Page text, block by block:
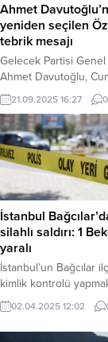
Ahmet
yeniden seçilen
tebrik mesajı
Gelecek Partisi Genel
Ahmet Davutoğlu,
Partisi’nin (CHP) 22.
Kurultayı’nda güven
yeniden genel
Özgür Özel’i tebrik
Merkezi – CHP’nin
Ankara’da
Özgür Özel’in tek
girdiği olağanüstü
ardından siyasi
mesajları gelmeye
Partisi Genel Başkanı...
21.09.2025 16:27 0
İstanbul
silahlı saldırı: 1
yaralı
İstanbul’un Bağcılar
kimlik kontrolü
bekçilere yönelik silahlı
düzenlendi. Saldırıda
yaralandı. Olay,
02.04.2025 12:02